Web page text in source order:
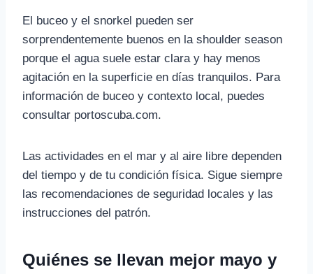
El buceo y el snorkel pueden ser
sorprendentemente buenos en la shoulder season
porque el agua suele estar clara y hay menos
agitación en la superficie en días tranquilos. Para
información de buceo y contexto local, puedes
consultar portoscuba.com.
Las actividades en el mar y al aire libre dependen
del tiempo y de tu condición física. Sigue siempre
las recomendaciones de seguridad locales y las
instrucciones del patrón.
Quiénes se llevan mejor mayo y